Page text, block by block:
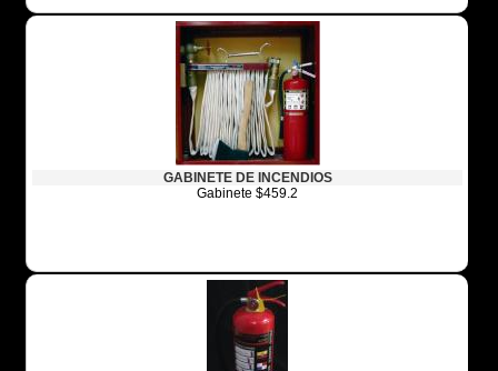
GABINETE DE INCENDIOS
Gabinete $459.2